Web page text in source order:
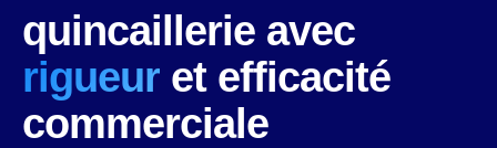
quincaillerie avec
rigueur et efficacité
commerciale